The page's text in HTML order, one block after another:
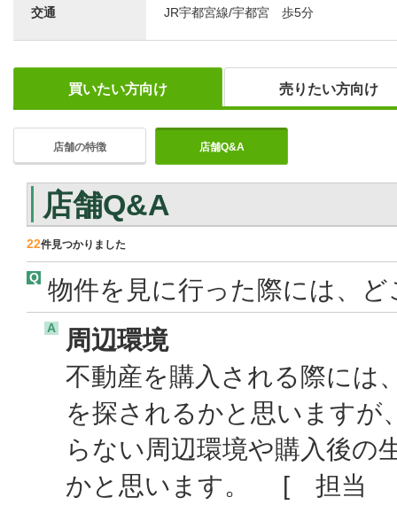
交通 JR宇都宮線/宇都宮 歩5分
買いたい方向け 売りたい方向け
店舗の特徴 店舗Q&A
店舗Q&A
22件見つかりました
Q 物件を見に行った際には、
A
周辺環境
不動産を購入される際には
を探されるかと思いますが
らない周辺環境や購入後の
かと思います。 [ 担